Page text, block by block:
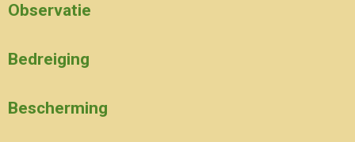
Observatie
Bedreiging
Bescherming